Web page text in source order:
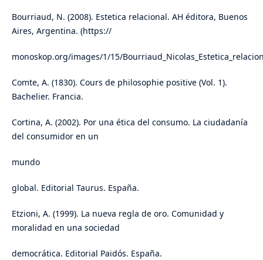
Bourriaud, N. (2008). Estetica relacional. AH éditora, Buenos
Aires, Argentina. (https://
monoskop.org/images/1/15/
Comte, A. (1830). Cours de philosophie positive (Vol. 1).
Bachelier. Francia.
Cortina, A. (2002). Por una ética del consumo. La ciudadanía
del consumidor en un
mundo
global. Editorial Taurus. España.
Etzioni, A. (1999). La nueva regla de oro. Comunidad y
moralidad en una sociedad
democrática. Editorial Paidós. España.